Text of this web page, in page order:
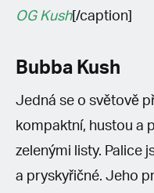
OG Kush[/caption]
Bubba Kush
Jedná se o světově
kompaktní, hustou a
zelenými listy. Palice
a pryskyřičné. Jeho